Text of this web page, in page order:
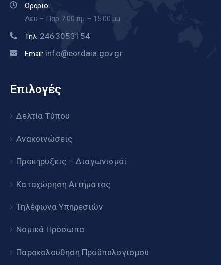
Ωράριο:
Δευ – Παρ 7.00 πμ – 15.00 μμ
Τηλ: 2463053154
Email: info@eordaia.gov.gr
Επιλογές
Δελτία Τύπου
Ανακοινώσεις
Προκηρύξεις – Διαγωνισμοί
Καταχώρηση Αιτήματος
Τηλέφωνα Υπηρεσιών
Νομικά Πρόσωπα
Παρακολούθηση Προϋπολογισμού